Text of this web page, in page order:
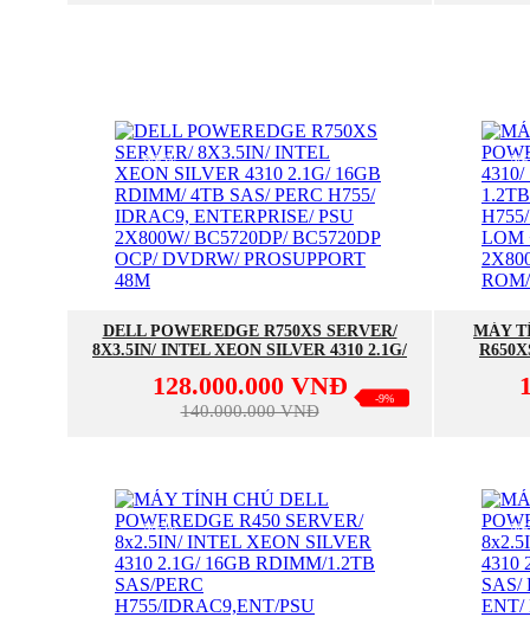
NEW
DELL POWEREDGE R750XS SERVER/
8X3.5IN/ INTEL XEON SILVER 4310 2.1G/
IDRAC9, ENTERPRISE/ PSU 2X800W/
BC5720DP/ BC5720DP OCP/ DVDRW/
128.000.000 VNĐ
140.000.000 VNĐ
-9%
MÁY
IDRAC9
NEW